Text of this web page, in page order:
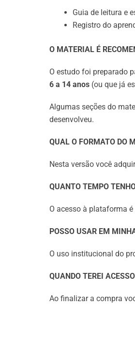
Guia de leitura e
Registro do
O MATERIAL É
O estudo foi preparado
6 a 14 anos (ou que já
Algumas seções do
desenvolveu.
QUAL O FORMATO DO
Nesta versão você
QUANTO TEMPO
O acesso à plataforma é
POSSO USAR EM
O uso institucional do
QUANDO TEREI
Ao finalizar a compra